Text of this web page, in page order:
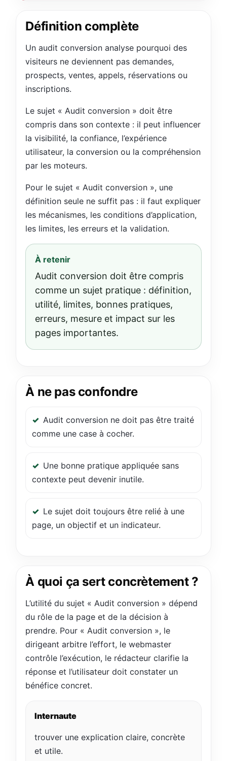
Définition complète
Un audit conversion analyse pourquoi des
visiteurs ne deviennent pas demandes,
prospects, ventes, appels, réservations ou
inscriptions.
Le sujet « Audit conversion » doit être
compris dans son contexte : il peut influencer
la visibilité, la confiance, l’expérience
utilisateur, la conversion ou la compréhension
par les moteurs.
Pour le sujet « Audit conversion », une
définition seule ne suffit pas : il faut expliquer
les mécanismes, les conditions d’application,
les limites, les erreurs et la validation.
À retenir
Audit conversion doit être compris
comme un sujet pratique : définition,
utilité, limites, bonnes pratiques,
erreurs, mesure et impact sur les
pages importantes.
À ne pas confondre
Audit conversion ne doit pas être traité
comme une case à cocher.
Une bonne pratique appliquée sans
contexte peut devenir inutile.
Le sujet doit toujours être relié à une
page, un objectif et un indicateur.
À quoi ça sert concrètement ?
L’utilité du sujet « Audit conversion » dépend
du rôle de la page et de la décision à
prendre. Pour « Audit conversion », le
dirigeant arbitre l’effort, le webmaster
contrôle l’exécution, le rédacteur clarifie la
réponse et l’utilisateur doit constater un
bénéfice concret.
Internaute
trouver une explication claire, concrète
et utile.